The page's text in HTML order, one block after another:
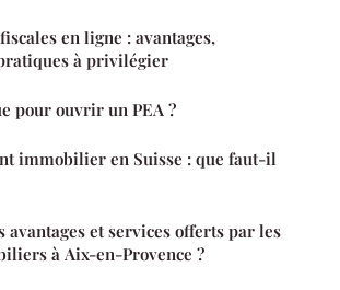
en ligne : avantages,
à privilégier
pour ouvrir un PEA ?
immobilier en Suisse : que faut-il
avantages et services offerts par les
à Aix-en-Provence ?